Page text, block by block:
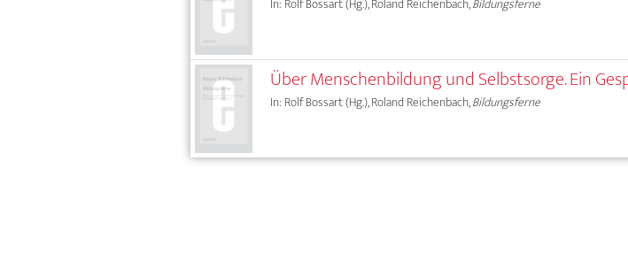
In: Rolf Bossart (Hg.), Roland Reichenbach,Bildungsferne
Über Menschenbildung und Selbstsorge. Ein
In: Rolf Bossart (Hg.), Roland Reichenbach,Bildungsferne